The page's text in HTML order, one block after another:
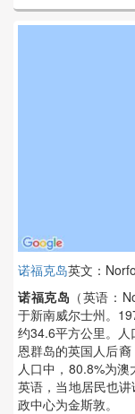
诺福克岛英文：
诺福克岛 （英语：
于新南威尔士州。
约34.6平方公里。
恩群岛的英国人后裔
人口中，80.8%为
英语，当地居民也
政中心为金斯敦。